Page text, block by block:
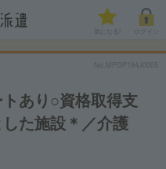
気になる!
No.MPGP164J0005
あり○資格取得支
た施設＊／介護